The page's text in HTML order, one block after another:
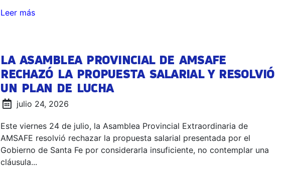
Leer más
LA ASAMBLEA PROVINCIAL DE AMSAFE
RECHAZÓ LA PROPUESTA SALARIAL Y RESOLVIÓ
UN PLAN DE LUCHA
julio 24, 2026
Este viernes 24 de julio, la Asamblea Provincial Extraordinaria de
AMSAFE resolvió rechazar la propuesta salarial presentada por el
Gobierno de Santa Fe por considerarla insuficiente, no contemplar una
cláusula...